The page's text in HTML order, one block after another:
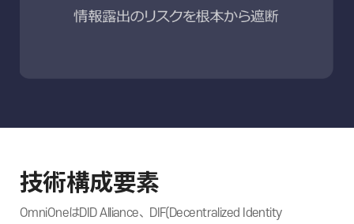
技術構成要素
OmniOneはDID Alliance、DIF(Decentralized Identity